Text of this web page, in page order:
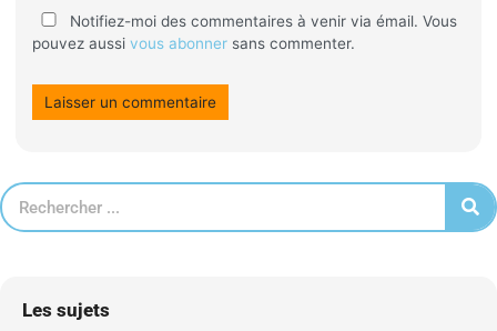
Notifiez-moi des commentaires à venir via émail. Vous
pouvez aussi vous abonnersans commenter.
Les sujets